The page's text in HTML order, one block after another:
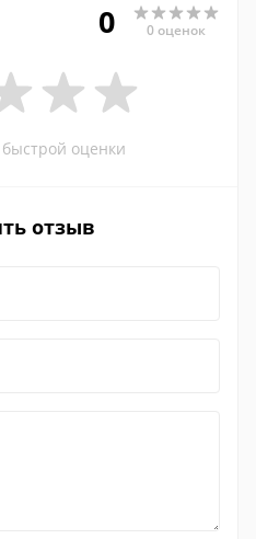
0 0 оценок
оценки
отзыв